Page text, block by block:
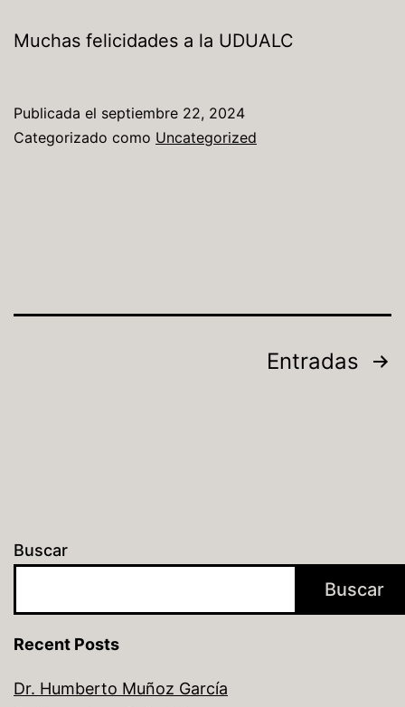
Muchas felicidades a la UDUALC
Publicada el septiembre 22, 2024
Categorizado como Uncategorized
Entradas
Buscar
Buscar
Recent Posts
Dr. Humberto Muñoz García